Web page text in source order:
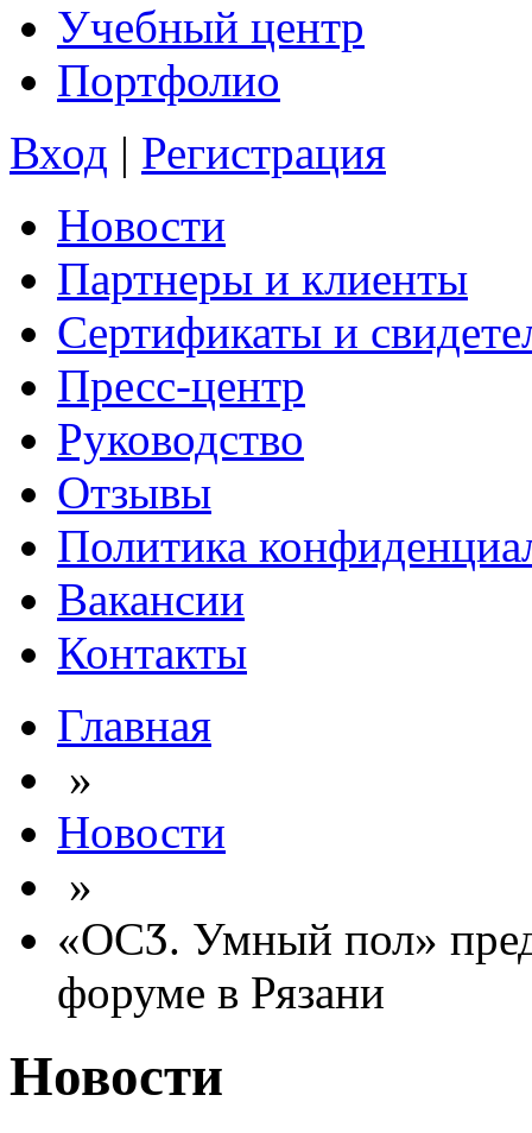
Учебный центр
Портфолио
Вход | Регистрация
Новости
Партнеры и клиенты
Сертификаты и
Пресс-центр
Руководство
Отзывы
Политика
Вакансии
Контакты
Главная
»
Новости
»
«ОСӠ. Умный пол»
форуме в Рязани
Новости